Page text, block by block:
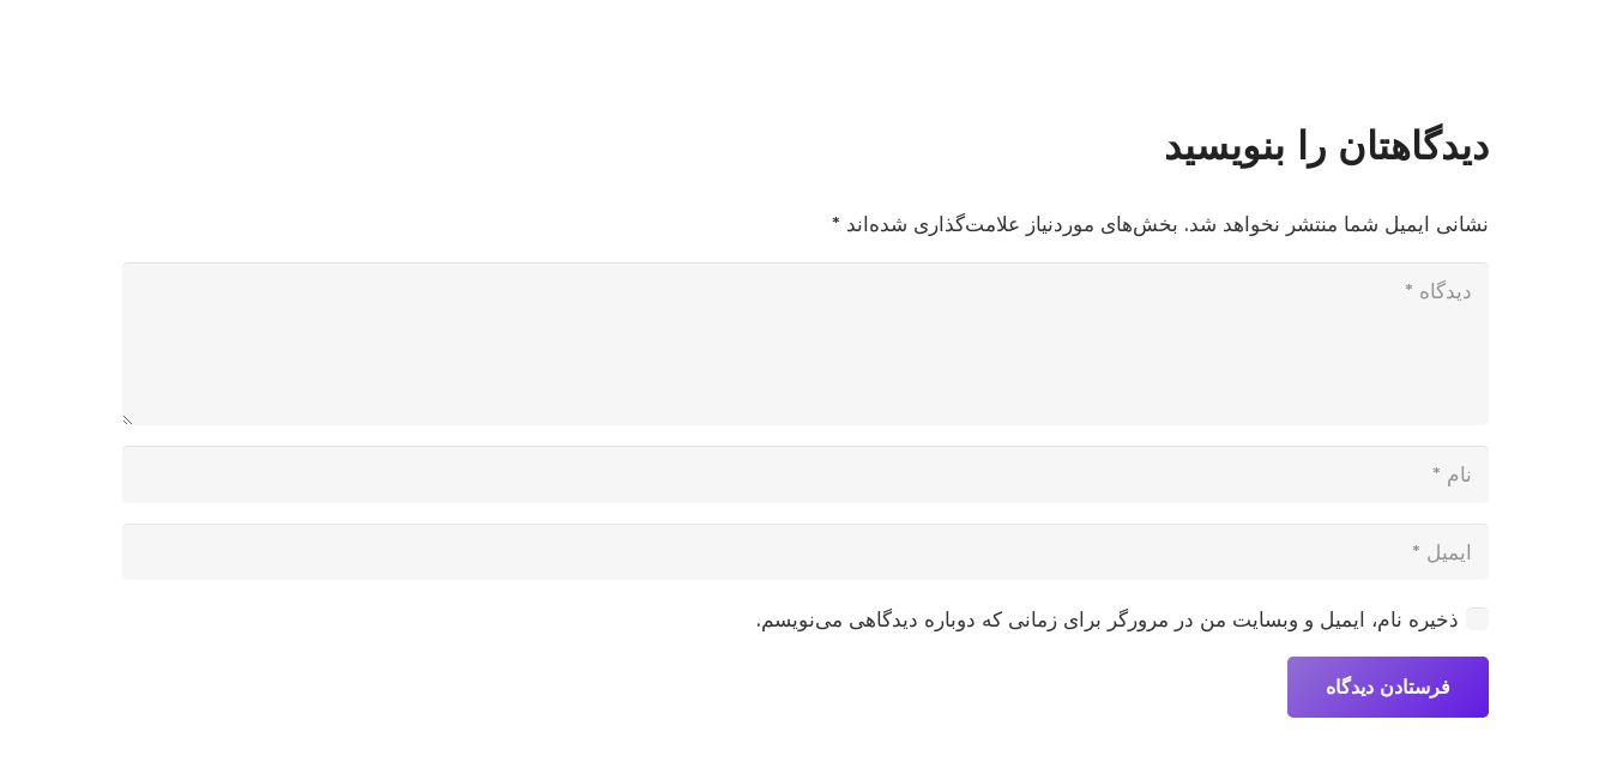
دیدگاهتان را بنویسید
نشانی ایمیل شما منتشر نخواهد شد. بخش‌های موردنیاز علامت‌گذاری شده‌اند *
ذخیره نام، ایمیل و وبسایت من در مرورگر برای زمانی که دوباره دیدگاهی می‌نویسم.
فرستادن دیدگاه